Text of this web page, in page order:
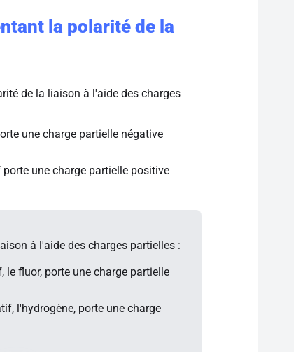
la polarité de la
de la liaison à l'aide des charges
une charge partielle négative
une charge partielle positive
à l'aide des charges partielles :
le fluor, porte une charge partielle
l'hydrogène, porte une charge